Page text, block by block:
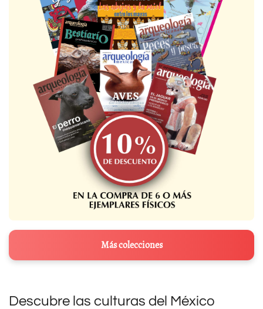
Más colecciones
Descubre las culturas del México